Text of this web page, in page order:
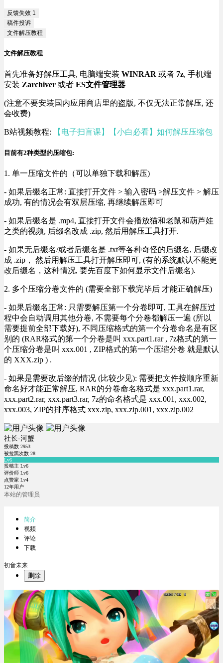
反馈失效 1
稿件投诉
文件解压教程
文件解压教程
首先准备好解压工具, 电脑端安装 WINRAR 或者 7z, 手机端
安装 Zarchiver 或者 ES文件管理器
(注意不要安装国内应用商店里的盗版, 不仅无法正常解压, 还
会收费)
B站视频教程: 【电子扫盲课】【小白必看】如何解压压缩包
目前有2种类型的压缩包:
1. 单一压缩文件的（可以单独下载和解压)
- 如果后缀名正常: 直接打开文件 > 输入密码 >解压文件 > 解压
成功, 有的情况会有双层压缩, 再继续解压即可
- 如果后缀名是 .mp4, 直接打开文件会播放猫和老鼠和葫芦娃
之类的视频, 后缀名改成 .zip, 然后用解压工具打开.
- 如果无后缀名/或者后缀名是 .txt等各种奇怪的后缀名, 后缀改
成 .zip， 然后用解压工具打开解压即可, (有的系统默认不能更
改后缀名，这种情况, 要先百度下如何显示文件后缀名).
2. 多个压缩分卷文件的 (需要全部下载完毕后 才能正确解压)
- 如果后缀名正常: 只需要解压第一个分卷即可, 工具在解压过
程中会自动调用其他分卷, 不需要每个分卷都解压一遍 (所以
需要提前全部下载好), 不同压缩格式的第一个分卷命名是有区
别的 (RAR格式的第一个分卷是叫 xxx.part1.rar , 7z格式的第一
个压缩分卷是叫 xxx.001 , ZIP格式的第一个压缩分卷 就是默认
的 XXX.zip ) .
- 如果是需要改后缀的情况 (比较少见): 需要把文件按顺序重新
命名好才能正常解压, RAR的分卷命名格式是 xxx.part1.rar,
xxx.part2.rar, xxx.part3.rar, 7z的命名格式是 xxx.001, xxx.002,
xxx.003, ZIP的排序格式 xxx.zip, xxx.zip.001, xxx.zip.002
社长-河蟹
投稿数 2953
被拉黑次数 28
Lv6
投稿主 Lv6
评价师 Lv6
点赞家 Lv4
12年用户
本站的管理员
简介
视频
评论
下载
初音未来
删除